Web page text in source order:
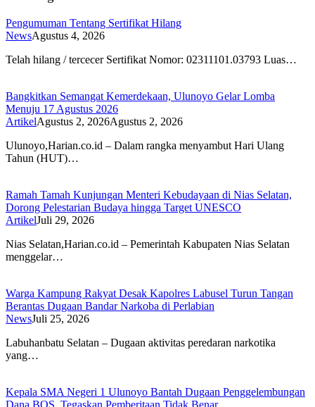
Pengumuman Tentang Sertifikat Hilang
NewsAgustus 4, 2026
Telah hilang / tercecer Sertifikat Nomor: 02311101.03793 Luas…
Bangkitkan Semangat Kemerdekaan, Ulunoyo Gelar Lomba
Menuju 17 Agustus 2026
ArtikelAgustus 2, 2026Agustus 2, 2026
Ulunoyo,Harian.co.id – Dalam rangka menyambut Hari Ulang
Tahun (HUT)…
Ramah Tamah Kunjungan Menteri Kebudayaan di Nias Selatan,
Dorong Pelestarian Budaya hingga Target UNESCO
ArtikelJuli 29, 2026
Nias Selatan,Harian.co.id – Pemerintah Kabupaten Nias Selatan
menggelar…
Warga Kampung Rakyat Desak Kapolres Labusel Turun Tangan
Berantas Dugaan Bandar Narkoba di Perlabian
NewsJuli 25, 2026
Labuhanbatu Selatan – Dugaan aktivitas peredaran narkotika
yang…
Kepala SMA Negeri 1 Ulunoyo Bantah Dugaan Penggelembungan
Dana BOS, Tegaskan Pemberitaan Tidak Benar